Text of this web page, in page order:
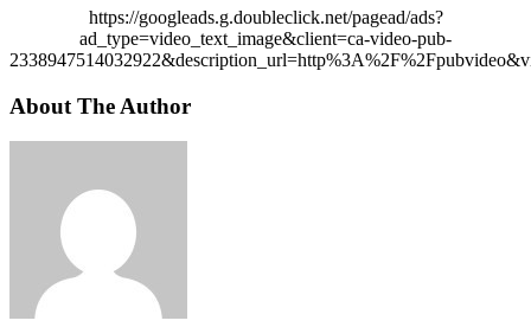
https://googleads.g.doubleclick.net/pagead/ads?
ad_type=video_text_image&client=ca-video-pub-
About The Author